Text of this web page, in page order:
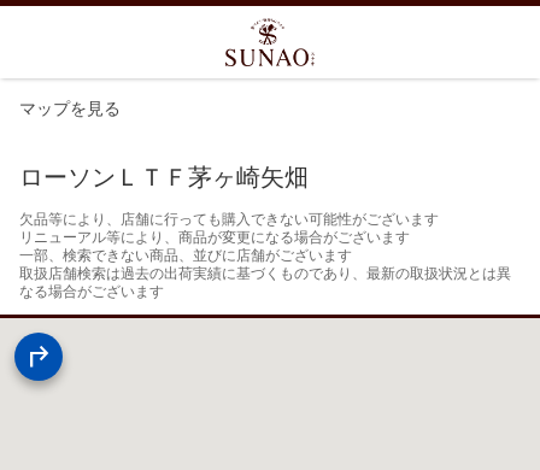
マップを見る
ローソンＬＴＦ茅ヶ崎矢畑
欠品等により、店舗に行っても購入できない可能性がございます
リニューアル等により、商品が変更になる場合がございます
一部、検索できない商品、並びに店舗がございます
取扱店舗検索は過去の出荷実績に基づくものであり、最新の取扱状況とは異
なる場合がございます